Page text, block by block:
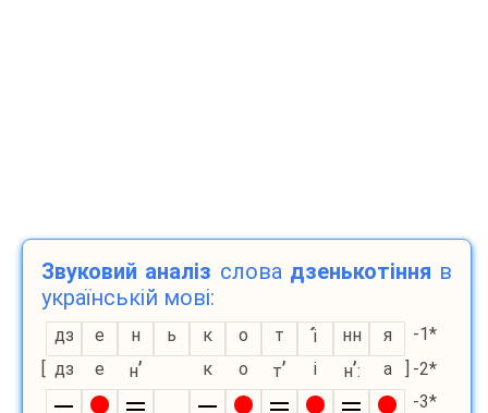
Звуковий аналіз слова дзенькотіння в
українській мові:
дз е н ь к о т і нн я
-1*
[ дз е н’ к о т’ і н’: а ] -2*
-3*